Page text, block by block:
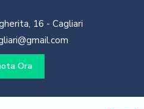
16 - Cagliari
Ora